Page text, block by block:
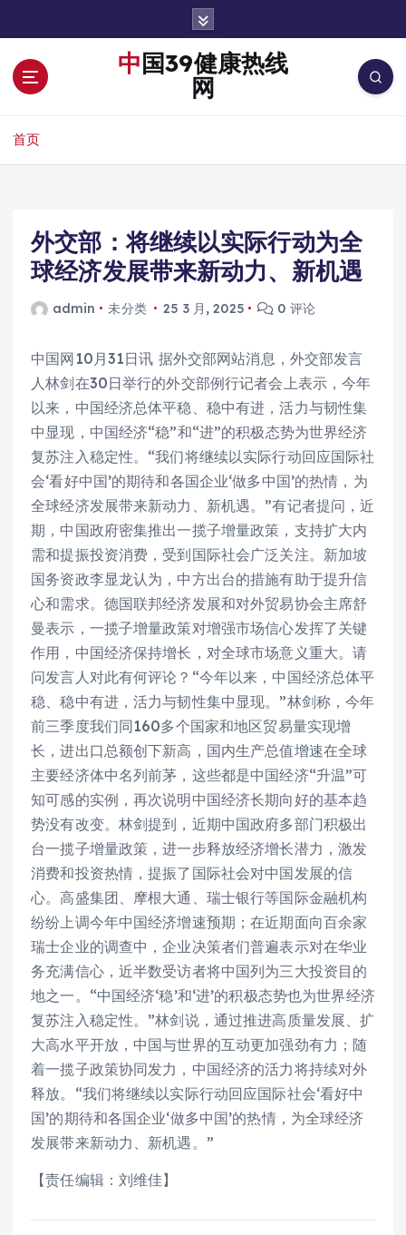
中国39健康热线
网
首页
外交部：将继续以实际行动为全
球经济发展带来新动力、新机遇
admin 未分类 25 3 月, 2025 0 评论
中国网10月31日讯 据外交部网站消息，外交部发言
人林剑在30日举行的外交部例行记者会上表示，今年
以来，中国经济总体平稳、稳中有进，活力与韧性集
中显现，中国经济“稳”和“进”的积极态势为世界经济
复苏注入稳定性。“我们将继续以实际行动回应国际社
会‘看好中国’的期待和各国企业‘做多中国’的热情，为
全球经济发展带来新动力、新机遇。”有记者提问，近
期，中国政府密集推出一揽子增量政策，支持扩大内
需和提振投资消费，受到国际社会广泛关注。新加坡
国务资政李显龙认为，中方出台的措施有助于提升信
心和需求。德国联邦经济发展和对外贸易协会主席舒
曼表示，一揽子增量政策对增强市场信心发挥了关键
作用，中国经济保持增长，对全球市场意义重大。请
问发言人对此有何评论？“今年以来，中国经济总体平
稳、稳中有进，活力与韧性集中显现。”林剑称，今年
前三季度我们同160多个国家和地区贸易量实现增
长，进出口总额创下新高，国内生产总值增速在全球
主要经济体中名列前茅，这些都是中国经济“升温”可
知可感的实例，再次说明中国经济长期向好的基本趋
势没有改变。林剑提到，近期中国政府多部门积极出
台一揽子增量政策，进一步释放经济增长潜力，激发
消费和投资热情，提振了国际社会对中国发展的信
心。高盛集团、摩根大通、瑞士银行等国际金融机构
纷纷上调今年中国经济增速预期；在近期面向百余家
瑞士企业的调查中，企业决策者们普遍表示对在华业
务充满信心，近半数受访者将中国列为三大投资目的
地之一。“中国经济‘稳’和‘进’的积极态势也为世界经济
复苏注入稳定性。”林剑说，通过推进高质量发展、扩
大高水平开放，中国与世界的互动更加强劲有力；随
着一揽子政策协同发力，中国经济的活力将持续对外
释放。“我们将继续以实际行动回应国际社会‘看好中
国’的期待和各国企业‘做多中国’的热情，为全球经济
发展带来新动力、新机遇。”
【责任编辑：刘维佳】